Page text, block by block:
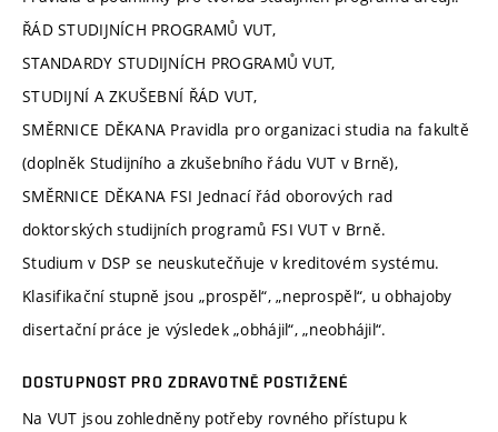
ŘÁD STUDIJNÍCH PROGRAMŮ VUT,
STANDARDY STUDIJNÍCH PROGRAMŮ VUT,
STUDIJNÍ A ZKUŠEBNÍ ŘÁD VUT,
SMĚRNICE DĚKANA Pravidla pro organizaci studia na fakultě
(doplněk Studijního a zkušebního řádu VUT v Brně),
SMĚRNICE DĚKANA FSI Jednací řád oborových rad
doktorských studijních programů FSI VUT v Brně.
Studium v DSP se neuskutečňuje v kreditovém systému.
Klasifikační stupně jsou „prospěl“, „neprospěl“, u obhajoby
disertační práce je výsledek „obhájil“, „neobhájil“.
DOSTUPNOST PRO ZDRAVOTNĚ POSTIŽENÉ
Na VUT jsou zohledněny potřeby rovného přístupu k